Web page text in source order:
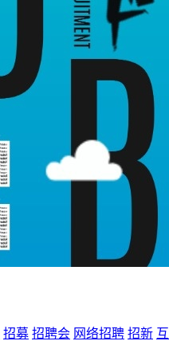
招募 招聘会 网络招聘 招新